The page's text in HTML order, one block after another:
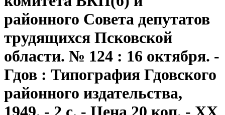
районного Совета депутатов
трудящихся Псковской
области. № 124 : 16 октября. -
Гдов : Типография Гдовского
районного издательства,